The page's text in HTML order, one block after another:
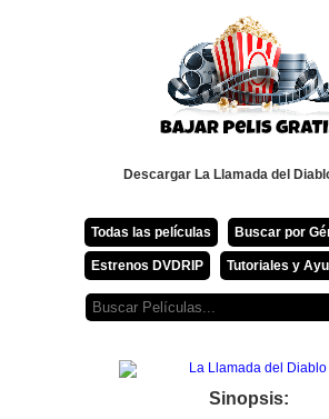
Descargar La Llamada del
Todas las películas Buscar por
Estrenos DVDRIP Tutoriales y
Sinopsis: